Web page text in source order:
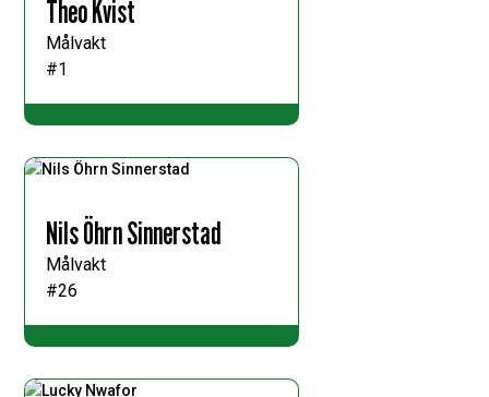
Theo Kvist
Målvakt
#1
Nils Öhrn Sinnerstad
Målvakt
#26